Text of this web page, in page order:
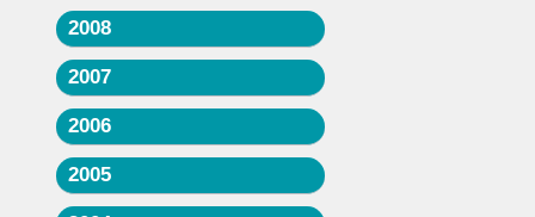
2008
2007
2006
2005